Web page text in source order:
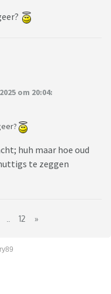
om 20:04:
huh maar hoe oud
te zeggen
12 »